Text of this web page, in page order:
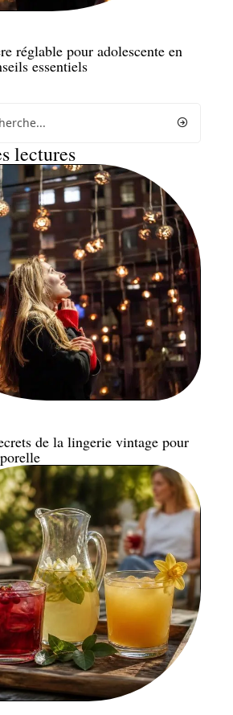
réglable pour adolescente en
essentiels
lectures
de la lingerie vintage pour